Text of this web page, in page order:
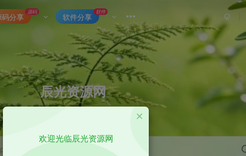
码分享
源码
软件分享
软件
辰光资源网
优质的网络资源分享平台
源码
欢迎光临辰光资源网